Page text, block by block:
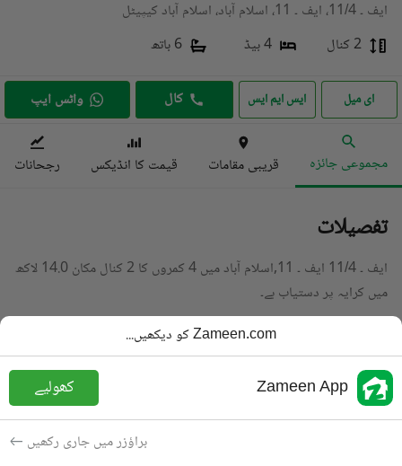
ایف ۔ 11/4، ایف ۔ 11، اسلام آباد، اسلام آباد کیپیٹل
2 کنال
4 بیڈ 6 باتھ
ای میل ایس ایم ایس کال واٹس ایپ
مجموعی جائزہ قریبی مقامات قیمت کا انڈیکس رجحانات
تفصیلات
ایف ۔ 11/4 ایف ۔ 11,اسلام آباد میں 4 کمروں کا 2 کنال مکان 14.0 لاکھ
میں کرایہ پر دستیاب ہے۔
تفصیل پڑھیں
Zameen.com کو دیکھیں...
Zameen App کھولیے
براؤزر میں جاری رکھیں